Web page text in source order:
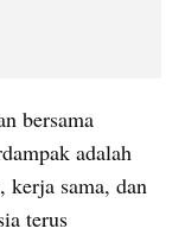
bersama
adalah
kerja sama, dan
terus